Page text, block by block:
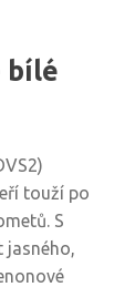
bílé
touží po
S
jasného,